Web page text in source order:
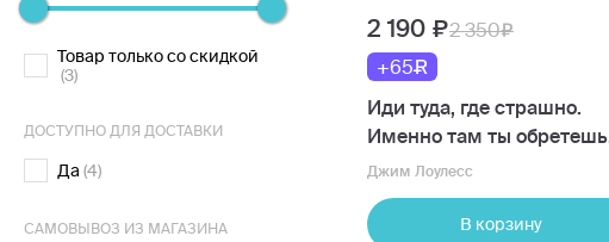
Товар только со скидкой
(3)
ДОСТУПНО ДЛЯ ДОСТАВКИ
Да (4)
САМОВЫВОЗ ИЗ МАГАЗИНА
2 190
2 350
+65
Иди туда, где страшно.
Именно там ты обретешь
силу
Джим Лоулесс
В корзину